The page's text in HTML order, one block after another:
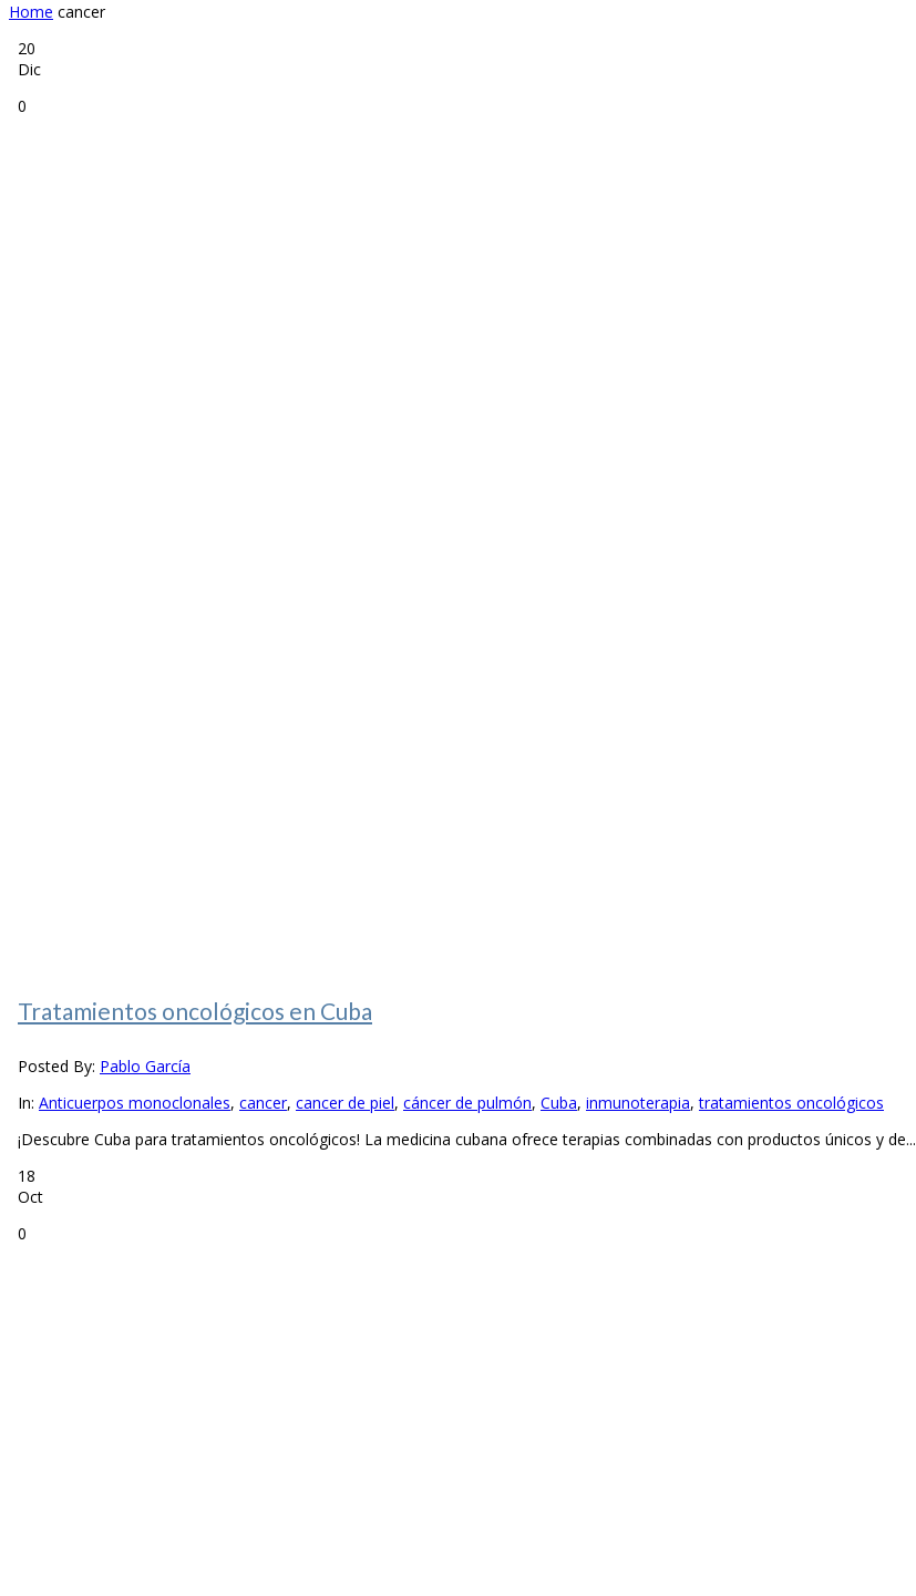
Home cancer
20
Dic
0
Tratamientos oncológicos en Cuba
Posted By: Pablo García
In: Anticuerpos monoclonales, cancer, cancer de piel, cáncer de pulmón, Cuba, inmunoterapia,tratamientos oncológicos
¡Descubre Cuba para tratamientos oncológicos! La medicina cubana ofrece terapias combinadas con productos únicos y de...
18
Oct
0